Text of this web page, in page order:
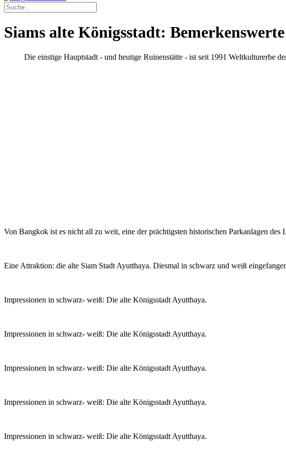
Siams alte Königsstadt:
Die einstige Hauptstadt - und heutige Ruinenstätte - ist seit 1991 Weltkulturerbe
Von Bangkok ist es nicht all zu weit, eine der prächtigsten historischen Parkanlagen
Eine Attraktion: die alte Siam Stadt Ayutthaya. Diesmal in schwarz und weiß
Impressionen in schwarz- weiß: Die alte Königsstadt Ayutthaya.
Impressionen in schwarz- weiß: Die alte Königsstadt Ayutthaya.
Impressionen in schwarz- weiß: Die alte Königsstadt Ayutthaya.
Impressionen in schwarz- weiß: Die alte Königsstadt Ayutthaya.
Impressionen in schwarz- weiß: Die alte Königsstadt Ayutthaya.